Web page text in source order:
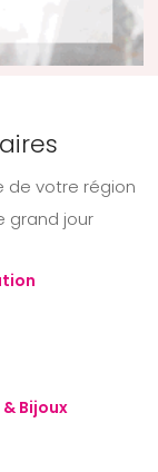
de votre région
grand jour
Bijoux